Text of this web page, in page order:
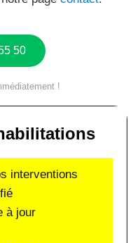
50
!
interventions
à jour